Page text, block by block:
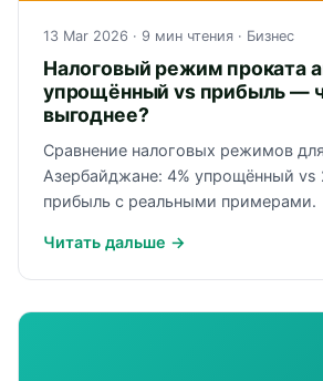
13 Mar 2026 · 9 мин чтения · Бизнес
Налоговый режим проката
упрощённый vs прибыль —
выгоднее?
Сравнение налоговых режимов
Азербайджане: 4% упрощённый vs
прибыль с реальными примерами.
Читать дальше →